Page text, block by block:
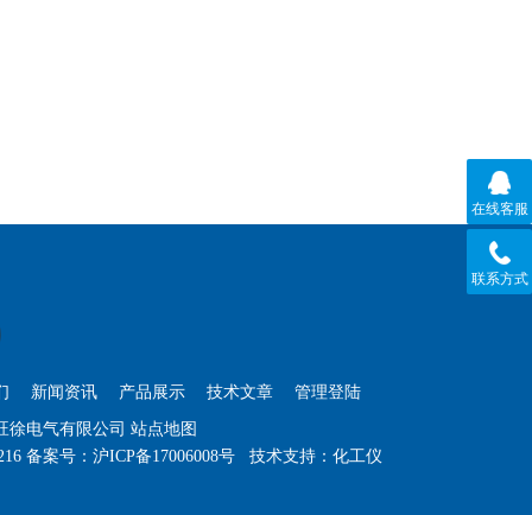
新闻资讯 产品展示 技术文章 管理登陆
徐电气有限公司 站点地图
备案号： 沪ICP备17006008号 技术支持： 化工仪
在线客服
联系方式